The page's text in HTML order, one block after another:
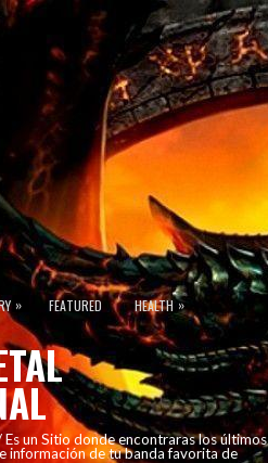
» FEATURED HEALTH »
un Sitio donde encontraras los últimos
información de tu banda favorita de